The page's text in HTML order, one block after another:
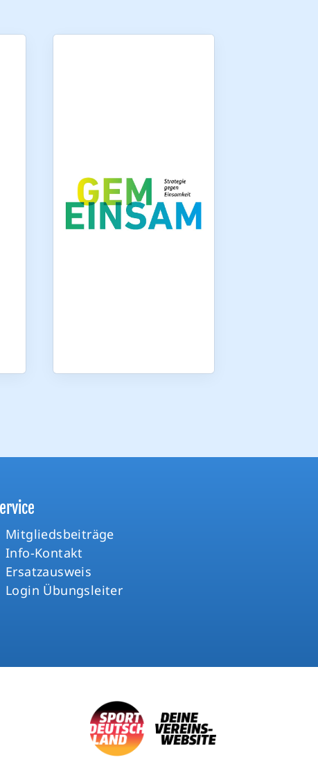
Mitgliedsbeiträge
Info-Kontakt
Ersatzausweis
Login Übungsleiter